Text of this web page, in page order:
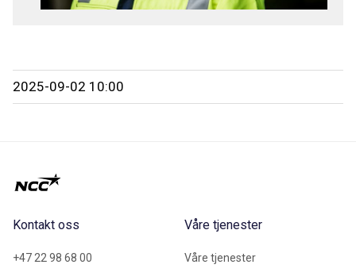
2025-09-02 10:00
Kontakt oss
+47 22 98 68 00
Våre tjenester
Våre tjenester